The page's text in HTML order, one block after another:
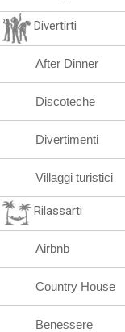
Divertirti
After Dinner
Discoteche
Divertimenti
Villaggi turistici
Rilassarti
Airbnb
Country House
Benessere